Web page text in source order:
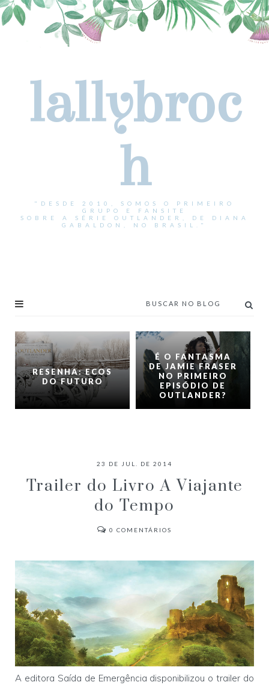
lallybroc
h
"DESDE 2010, SOMOS O PRIMEIRO
GRUPO E FANSITE
SOBRE A SÉRIE OUTLANDER, DE DIANA
GABALDON, NO BRASIL."
RESENHA: ECOS
DO FUTURO
É O FANTASMA
DE JAMIE FRASER
NO PRIMEIRO
EPISÓDIO DE
OUTLANDER?
23 DE JUL. DE 2014
Trailer do Livro A Viajante
do Tempo
0 COMENTÁRIOS
A editora Saída de Emergência disponibilizou o trailer do